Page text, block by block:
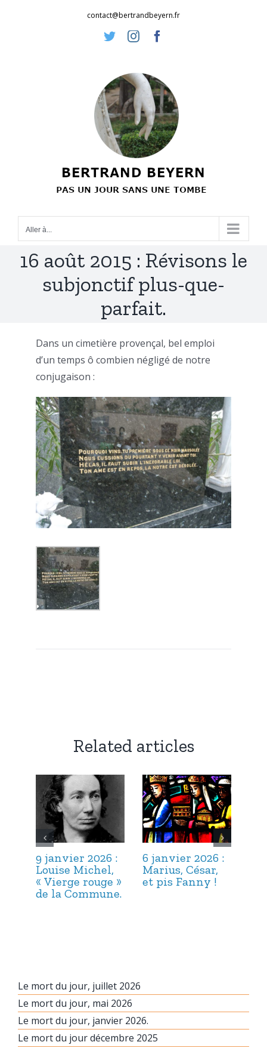
contact@bertrandbeyern.fr
TwitterInstagram
Aller à...
16 août 2015 : Révisons le
subjonctif plus-que-
parfait.
Dans un cimetière provençal, bel emploi
d’un temps ô combien négligé de notre
conjugaison :
Related articles
9 janvier 2026 :
Louise Michel,
« Vierge rouge »
de la Commune.
6 janvier 2026 :
Marius, César,
et pis Fanny !
Le mort du jour, juillet 2026
Le mort du jour, mai 2026
Le mort du jour, janvier 2026.
Le mort du jour décembre 2025